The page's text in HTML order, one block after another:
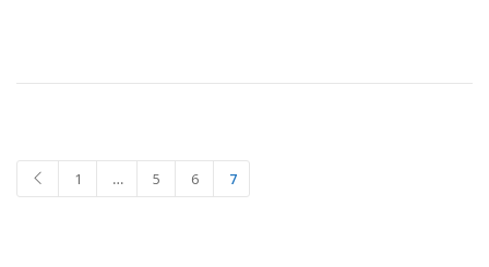
1 … 5 6 7